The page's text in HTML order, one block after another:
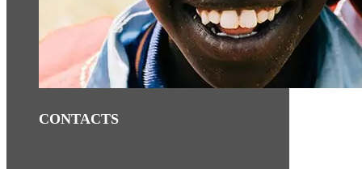
CONTACTS